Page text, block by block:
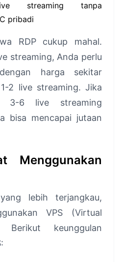
streaming tanpa
pribadi
RDP cukup mahal.
streaming, Anda perlu
harga sekitar
2 live streaming. Jika
3-6 live streaming
bisa mencapai jutaan
Menggunakan
lebih terjangkau,
VPS (Virtual
Berikut keunggulan